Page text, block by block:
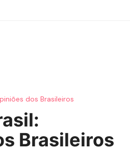
dos Brasileiros
Brasileiros